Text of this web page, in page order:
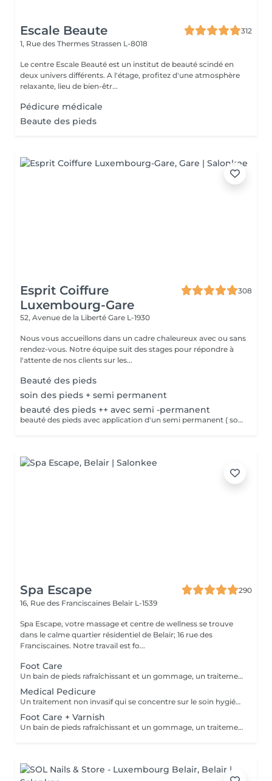
Escale Beaute
312
1, Rue des Thermes Strassen L-8018
Le centre Escale Beauté est un institut de beauté scindé en
deux univers différents. A l'étage, profitez d'une atmosphère
relaxante, lieu de bien-êtr...
Pédicure médicale
Beaute des pieds
Esprit Coiffure
Luxembourg-Gare
308
52, Avenue de la Liberté Gare L-1930
Nous vous accueillons dans un cadre chaleureux avec ou sans
rendez-vous. Notre équipe suit des stages pour répondre à
l'attente de nos clients sur les...
Beauté des pieds
soin des pieds + semi permanent
beauté des pieds ++ avec semi -permanent
beauté des pieds avec application d'un semi permanent ( soin complet pieds)
Spa Escape
290
16, Rue des Franciscaines Belair L-1539
Spa Escape, votre massage et centre de wellness se trouve
dans le calme quartier résidentiel de Belair; 16 rue des
Franciscaines. Notre travail est fo...
Foot Care
Un bain de pieds rafraîchissant et un gommage, un traitement des ongles et des cuticules, un massage des jambes et des pieds. Une sensation de détente et de calme accentue ce traitement.
Medical Pedicure
Un traitement non invasif qui se concentre sur le soin hygiénique et esthétique des ongles des pieds et de la plante des pieds après une évaluation complète de vos pieds et de vos ongles. Ce traitement est suivi d'un massage des pieds.
Foot Care + Varnish
Un bain de pieds rafraîchissant et un gommage, un traitement des ongles et des cuticules, un massage des jambes et des pieds. Une sensation de détente et de calme accentue ce traitement. Il est suivi de l'application d'un vernis à ongles de votre choix.